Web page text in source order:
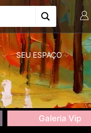
SEU ESPAÇO
Galeria Vip